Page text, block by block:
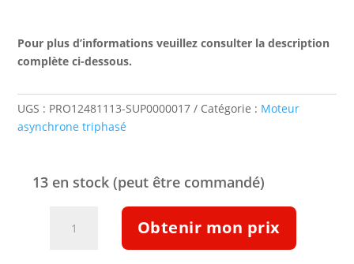
Pour plus d’informations veuillez consulter la description
complète ci-dessous.
UGS : PRO12481113-SUP0000017 Catégorie : Moteur
asynchrone triphasé
13 en stock (peut être commandé)
Obtenir mon prix